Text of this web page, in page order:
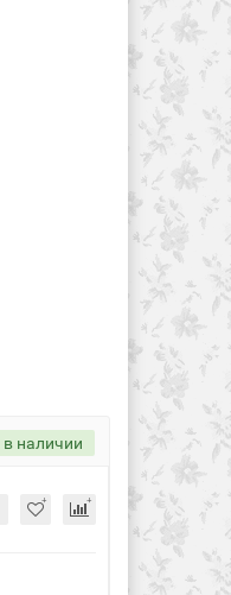
в наличии